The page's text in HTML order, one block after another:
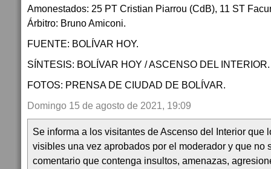
Amonestados: 25 PT Cristian Piarrou (CdB), 11 ST
Árbitro: Bruno Amiconi.
FUENTE: BOLÍVAR HOY.
SÍNTESIS: BOLÍVAR HOY / ASCENSO DEL INTERIOR.
FOTOS: PRENSA DE CIUDAD DE BOLÍVAR.
Domingo 15 de agosto de 2021, 19:09
Se informa a los visitantes de Ascenso del Interior que
visibles una vez aprobados por el moderador y que no
comentario que contenga insultos, amenazas,